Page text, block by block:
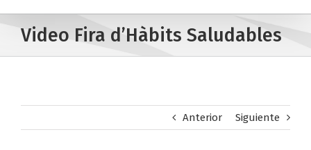
Video Fira d’Hàbits Saludables
Anterior Siguiente